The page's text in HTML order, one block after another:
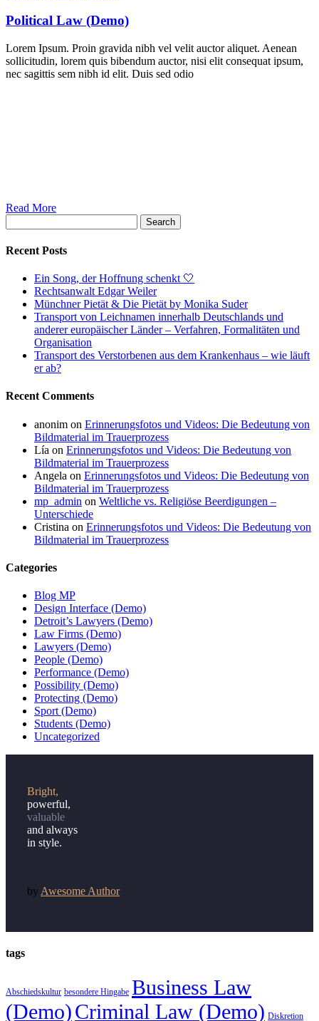
Political Law (Demo)
Lorem Ipsum. Proin gravida nibh vel velit auctor aliquet. Aenean
sollicitudin, lorem quis bibendum auctor, nisi elit consequat ipsum,
nec sagittis sem nibh id elit. Duis sed odio
Read More
Search
Recent Posts
Ein Song, der Hoffnung schenkt 🤍
Rechtsanwalt Edgar Weiler
Münchner Pietät & Die Pietät by Monika Suder
Transport von Leichnamen innerhalb Deutschlands und
anderer europäischer Länder – Verfahren, Formalitäten und
Organisation
Transport des Verstorbenen aus dem Krankenhaus – wie läuft
er ab?
Recent Comments
anonim on Erinnerungsfotos und Videos: Die Bedeutung von
Bildmaterial im Trauerprozess
Lía on Erinnerungsfotos und Videos: Die Bedeutung von
Bildmaterial im Trauerprozess
Angela on Erinnerungsfotos und Videos: Die Bedeutung von
Bildmaterial im Trauerprozess
mp_admin on Weltliche vs. Religiöse Beerdigungen –
Unterschiede
Cristina on Erinnerungsfotos und Videos: Die Bedeutung von
Bildmaterial im Trauerprozess
Categories
Blog MP
Design Interface (Demo)
Detroit’s Lawyers (Demo)
Law Firms (Demo)
Lawyers (Demo)
People (Demo)
Performance (Demo)
Possibility (Demo)
Protecting (Demo)
Sport (Demo)
Students (Demo)
Uncategorized
Bright,
powerful,
valuable
and always
in style.
by Awesome Author
tags
Abschiedskultur besondere Hingabe Business Law
(Demo)Criminal Law (Demo) Diskretion